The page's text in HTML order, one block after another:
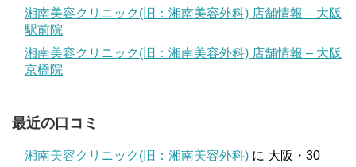
湘南美容クリニック(旧：湘南美容外科) 店舗情報 – 大阪
駅前院
湘南美容クリニック(旧：湘南美容外科) 店舗情報 – 大阪
京橋院
最近の口コミ
湘南美容クリニック(旧：湘南美容外科) に 大阪・30